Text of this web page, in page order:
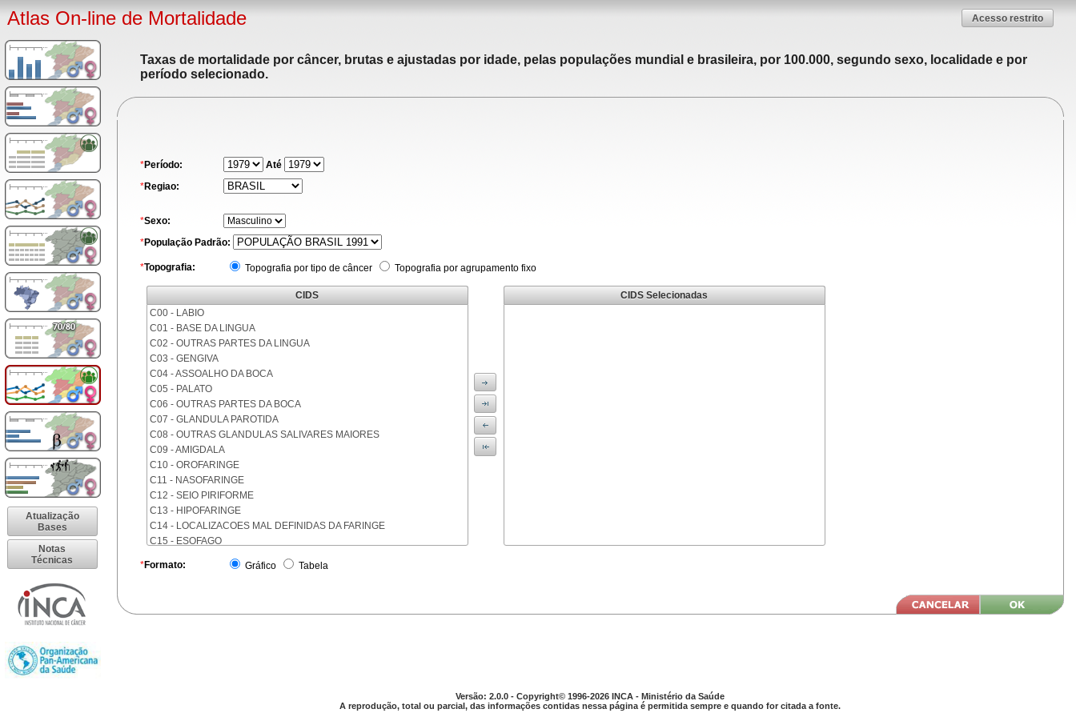
Atlas On-line de Mortalidade Acesso restrito
Atualização
Bases
Notas
Técnicas
Taxas de mortalidade por câncer, brutas e ajustadas por idade, pelas populações mundial e brasileira, por 100.000, segundo sexo, localidade e por
período selecionado.
*Período:
Até
*Regiao:
*Sexo:
*População Padrão:
*Topografia: Topografia por tipo de câncer Topografia por agrupamento fixo
CIDS
C00 - LABIO
C01 - BASE DA LINGUA
C02 - OUTRAS PARTES DA LINGUA
C03 - GENGIVA
C04 - ASSOALHO DA BOCA
C05 - PALATO
C06 - OUTRAS PARTES DA BOCA
C07 - GLANDULA PAROTIDA
C08 - OUTRAS GLANDULAS SALIVARES MAIORES
C09 - AMIGDALA
C10 - OROFARINGE
C11 - NASOFARINGE
C12 - SEIO PIRIFORME
C13 - HIPOFARINGE
C14 - LOCALIZACOES MAL DEFINIDAS DA FARINGE
C15 - ESOFAGO
C17 - INTESTINO DELGADO
C20 - RETO
C26 - LOCALIZACOES MAL DEFINIDAS NO APARELHO DIGESTIVO
CIDS Selecionadas
*Formato: Gráfico Tabela
Versão: 2.0.0 - Copyright© 1996-2026 INCA - Ministério da Saúde
A reprodução, total ou parcial, das informações contidas nessa página é permitida sempre e quando for citada a fonte.